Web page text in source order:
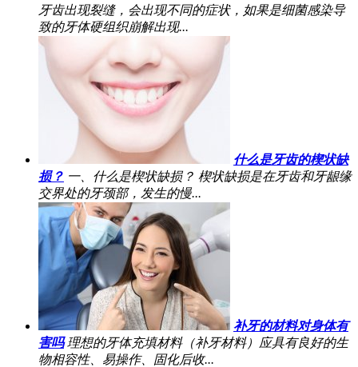
牙齿出现裂缝，会出现不同的症状，如果是细菌感染导
致的牙体硬组织崩解出现...
什么是牙齿的楔状缺
损？ 一、什么是楔状缺损？ 楔状缺损是在牙齿和牙龈缘
交界处的牙颈部，发生的慢...
补牙的材料对身体有
害吗 理想的牙体充填材料（补牙材料）应具有良好的生
物相容性、易操作、固化后收...